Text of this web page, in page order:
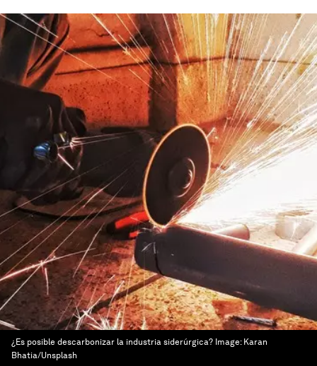
¿Es posible descarbonizar la industria siderúrgica? Image: Karan
Bhatia/Unsplash